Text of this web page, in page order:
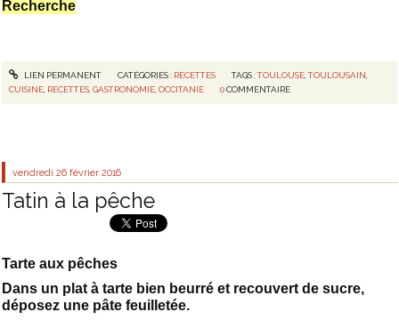
Recherche
LIEN PERMANENT CATÉGORIES : RECETTES TAGS :TOULOUSE,TOULOUSAIN,
CUISINE, RECETTES,GASTRONOMIE,OCCITANIE 0 COMMENTAIRE
vendredi 26 février 2016
Tatin à la pêche
Tarte aux pêches
Dans un plat à tarte bien beurré et recouvert de sucre,
déposez une pâte feuilletée.